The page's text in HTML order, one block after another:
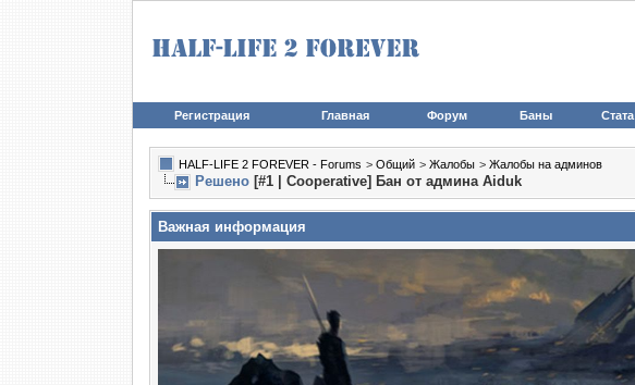
Регистрация Главная Форум Баны Стата
HALF-LIFE 2 FOREVER - Forums > Общий > Жалобы > Жалобы на админов
Решено [#1 | Cooperative] Бан от админа Aiduk
Важная информация